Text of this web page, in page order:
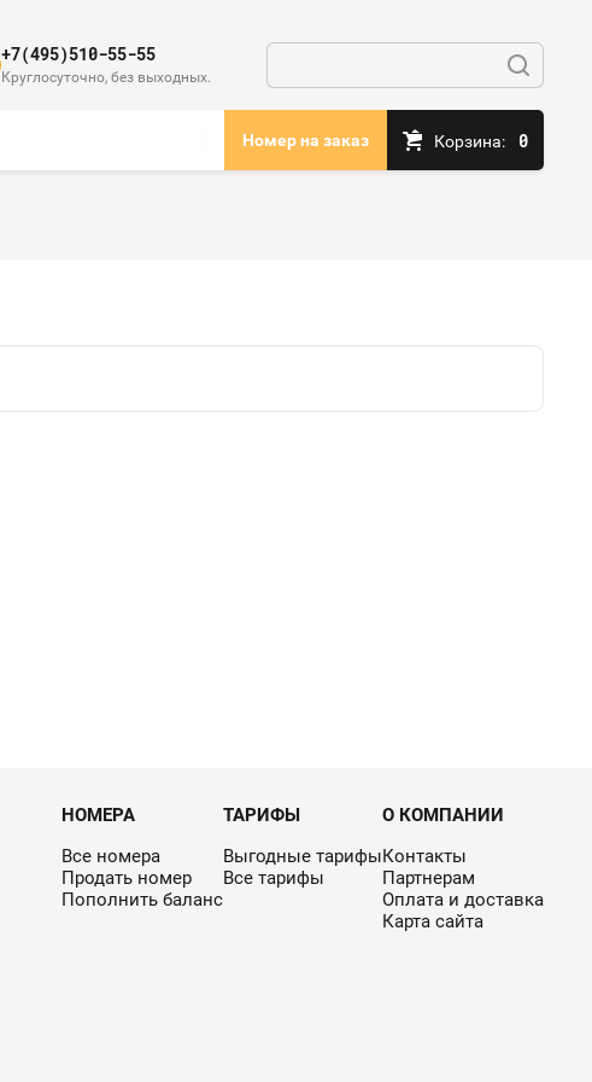
+7(495)510-55-55
Круглосуточно, без выходных.
Номер на заказ Корзина: 0
НОМЕРА
Все номера
Продать номер
Пополнить баланс
ТАРИФЫ
Выгодные тарифы
Все тарифы
О КОМПАНИИ
Контакты
Партнерам
Оплата и доставка
Карта сайта